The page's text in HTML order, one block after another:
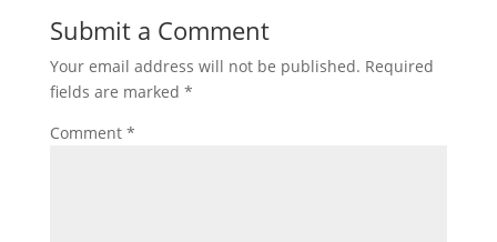
Submit a Comment
Your email address will not be published. Required
fields are marked *
Comment *